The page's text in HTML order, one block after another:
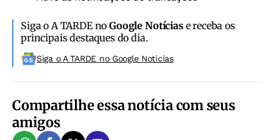
Siga o A TARDE noGoogle Notíciase receba os
principais destaques do dia.
Siga o A TARDE no Google Noticias
Compartilhe essa notícia com seus
amigos